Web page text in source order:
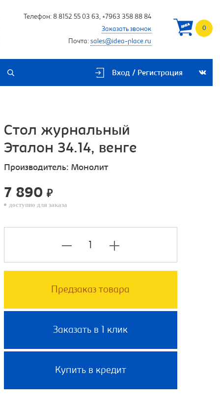
Телефон: 8 8152 55 03 63, +7963 358 88 84
Заказать звонок
Почта: sales@idea-place.ru
0
Вход / Регистрация
Стол журнальный
Эталон 34.14, венге
Производитель: Монолит
7 890 ₽
доступно для заказа
Предзаказ товара
Заказать в 1 клик
Купить в кредит